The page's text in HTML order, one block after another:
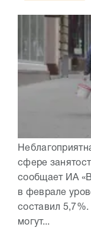
сфере
сообщает ИА
в феврале
составил
могут...